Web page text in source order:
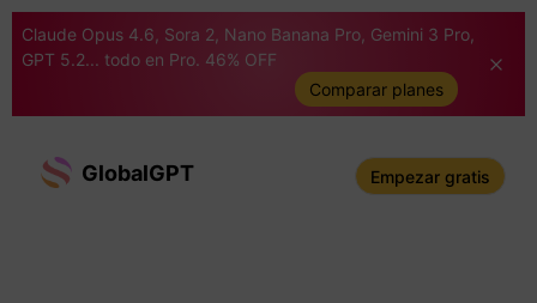
Claude Opus 4.6, Sora 2, Nano Banana Pro, Gemini 3 Pro,
GPT 5.2... todo en Pro. 46% OFF
Comparar planes
GlobalGPT Empezar gratis